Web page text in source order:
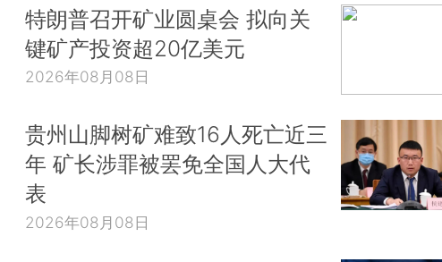
特朗普召开矿业圆桌会 拟向关
键矿产投资超20亿美元
2026年08月08日
贵州山脚树矿难致16人死亡近三
年 矿长涉罪被罢免全国人大代
表
2026年08月08日